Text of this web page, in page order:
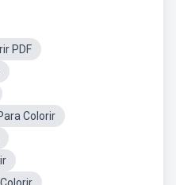
PDF
Colorir